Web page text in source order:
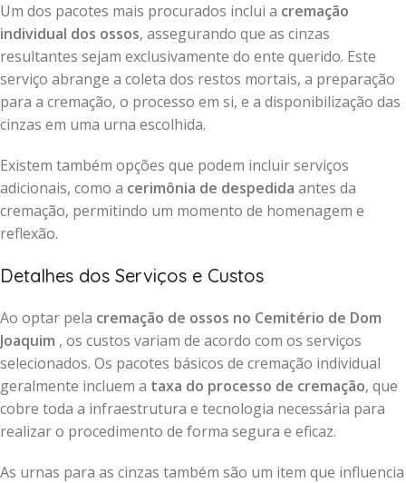
Um dos pacotes mais procurados inclui a cremação
individual dos ossos, assegurando que as cinzas
resultantes sejam exclusivamente do ente querido. Este
serviço abrange a coleta dos restos mortais, a preparação
para a cremação, o processo em si, e a disponibilização das
cinzas em uma urna escolhida.
Existem também opções que podem incluir serviços
adicionais, como a cerimônia de despedida antes da
cremação, permitindo um momento de homenagem e
reflexão.
Detalhes dos Serviços e Custos
Ao optar pela cremação de ossos no Cemitério de Dom
Joaquim , os custos variam de acordo com os serviços
selecionados. Os pacotes básicos de cremação individual
geralmente incluem a taxa do processo de cremação, que
cobre toda a infraestrutura e tecnologia necessária para
realizar o procedimento de forma segura e eficaz.
As urnas para as cinzas também são um item que influencia